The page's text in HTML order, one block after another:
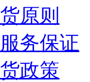
原则
务保证
政策